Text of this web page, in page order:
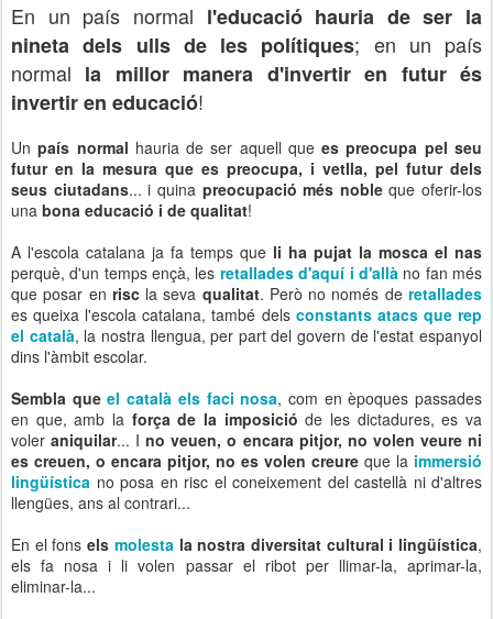
En un país normal l'educació hauria de ser la
nineta dels ulls de les polítiques; en un país
normal la millor manera d'invertir en futur és
invertir en educació!
Unpaís normal hauria de ser aquell quees preocupa pel seu
futur en la mesura que es preocupa, i vetlla, pel futur dels
seus ciutadans... i quina preocupació més nobleque oferir-los
una bona educació i de qualitat!
A l'escola catalana ja fa temps que li ha pujat la mosca el nas
perquè, d'un temps ençà, les retallades d'aquí i d'allàno fan més
que posar en riscla seva qualitat. Però no només deretallades
es queixa l'escola catalana, també dels constants atacs que rep
el català, la nostra llengua, per part del govern de l'estat espanyol
dins l'àmbit escolar.
Sembla queel català els faci nosa, com en èpoques passades
en que, amb la força de la imposició de les dictadures, es va
voleraniquilar... I no veuen, o encara pitjor, no volen veure ni
es creuen, o encara pitjor, no es volen creure que la immersió
lingüística no posa en risc el coneixement del castellà ni d'altres
llengües, ans al contrari...
En el fonsels molestala nostra diversitat cultural i lingüística,
els fa nosa i li volen passar el ribot per llimar-la, aprimar-la,
eliminar-la...